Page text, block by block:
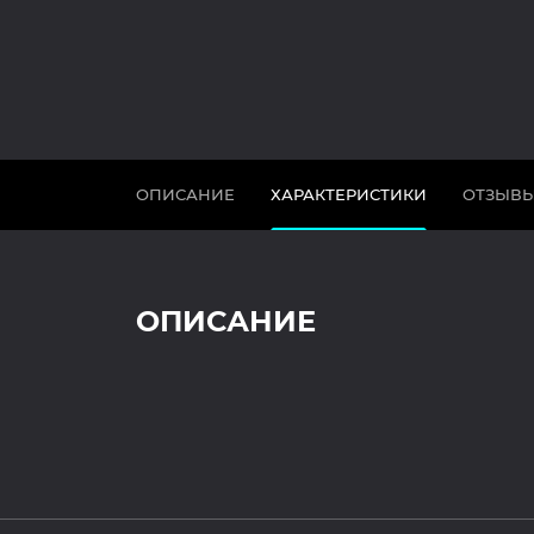
ОПИСАНИЕ ХАРАКТЕРИСТИКИ
ОПИСАНИЕ